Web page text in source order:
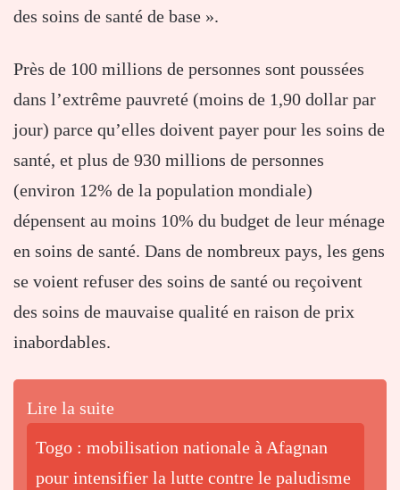
des soins de santé de base ».
Près de 100 millions de personnes sont poussées
dans l’extrême pauvreté (moins de 1,90 dollar par
jour) parce qu’elles doivent payer pour les soins de
santé, et plus de 930 millions de personnes
(environ 12% de la population mondiale)
dépensent au moins 10% du budget de leur ménage
en soins de santé. Dans de nombreux pays, les gens
se voient refuser des soins de santé ou reçoivent
des soins de mauvaise qualité en raison de prix
inabordables.
Lire la suite
Togo : mobilisation nationale à Afagnan
pour intensifier la lutte contre le paludisme